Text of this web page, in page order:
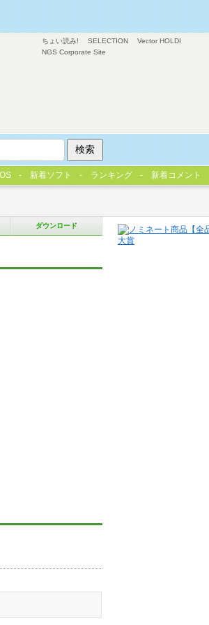
ダウンロード
ちょい読み! SELECTION
Vector HOLDI
NGS Corporate Site
新着ソフト ランキング 新着コメント